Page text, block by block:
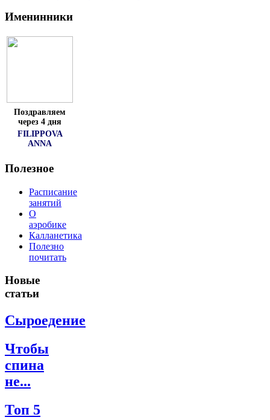
Именинники
Поздравляем
через 4 дня
FILIPPOVA
ANNA
Полезное
Расписание
занятий
О
аэробике
Калланетика
Полезно
почитать
Новые
статьи
Сыроедение
Чтобы
спина
не...
Топ 5